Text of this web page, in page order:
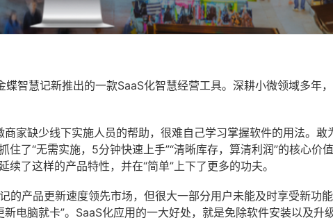
蝶智慧记新推出的一款SaaS化智慧经营工具。深耕小微领域多年
家缺少线下实施人员的帮助，很难自己学习掌握软件的用法。敢
了“无需实施，5分钟快速上手”“清晰库存，算清利润”的核心价
续了这样的产品特性，并在“简单”上下了更多的功夫。
的产品更新速度领先市场，但很大一部分用户未能及时享受新功
新电脑就卡”。SaaS化应用的一大好处，就是免除软件安装以及升